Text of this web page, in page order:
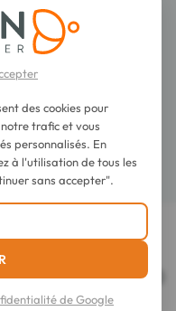
CET ARTICLE
Sweet Litchi 30
des cookies pour
trafic et vous
personnalisés. En
à l'utilisation de tous les
sans accepter".
de Google